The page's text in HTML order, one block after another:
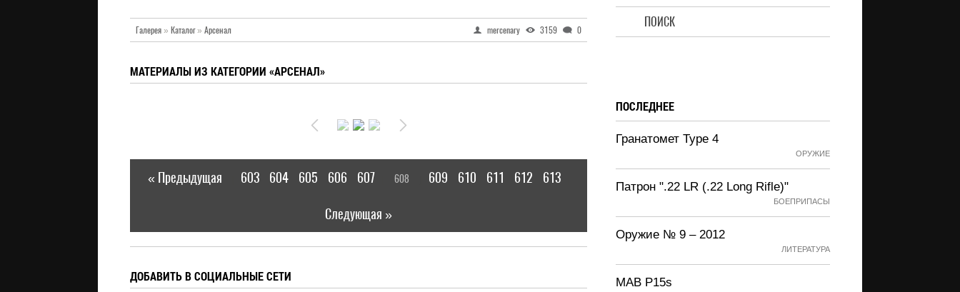
ПОИСК
Галерея» Каталог» Арсенал mercenary 3159 0
МАТЕРИАЛЫ ИЗ КАТЕГОРИИ «АРСЕНАЛ»
« Предыдущая 603 604 605 606 607 608 609 610 611 612 613
Следующая »
ДОБАВИТЬ В СОЦИАЛЬНЫЕ СЕТИ
ПОСЛЕДНЕЕ
Гранатомет Type 4
ОРУЖИЕ
Патрон ".22 LR (.22 Long Rifle)"
БОЕПРИПАСЫ
Оружие № 9 – 2012
ЛИТЕРАТУРА
MAB P15s